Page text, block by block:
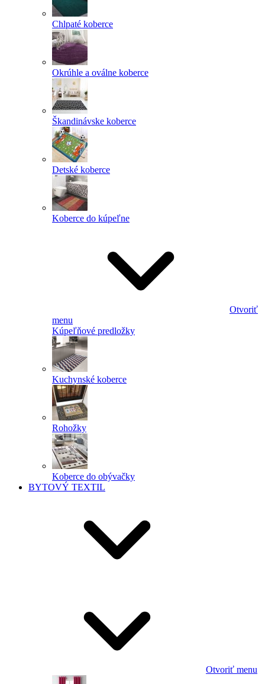
Chlpaté koberce
Okrúhle a oválne koberce
Škandinávske koberce
Detské koberce
Koberce do kúpeľne
Otvoriť
menu
Kúpeľňové predložky
Kuchynské koberce
Rohožky
Koberce do obývačky
BYTOVÝ TEXTIL
Otvoriť menu